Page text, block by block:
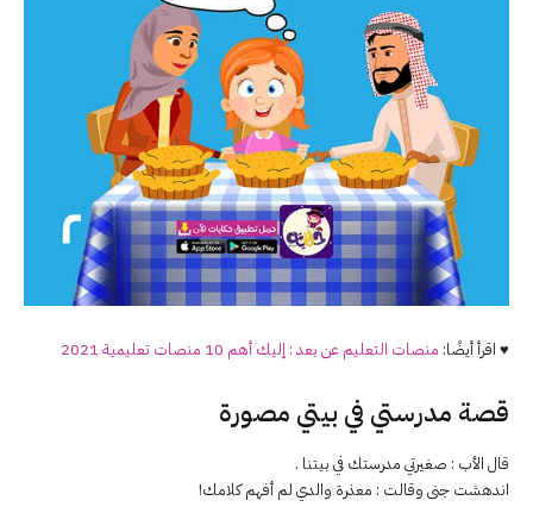
♥ اقرأ أيضًا: منصات التعليم عن بعد : إليك أهم 10 منصات تعليمية 2021
قصة مدرستي في بيتي مصورة
قال الأب : صغيرتي مدرستك في بيتنا .
اندهشت جنى وقالت : معذرة والدي لم أفهم كلامك!